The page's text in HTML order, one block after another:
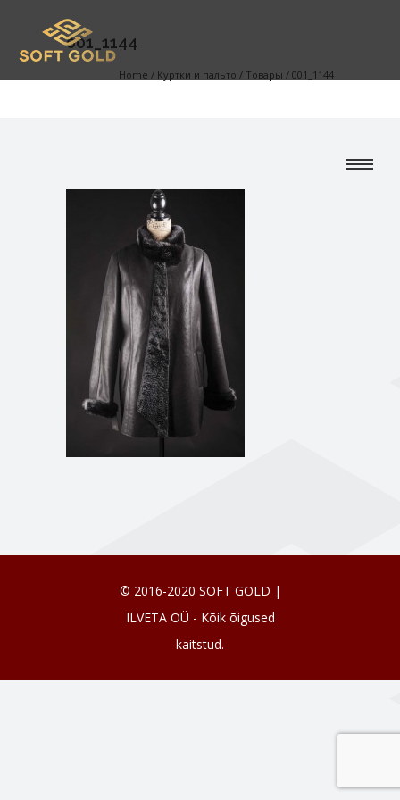
001_1144
Home / Куртки и пальто / Товары / 001_1144
© 2016-2020 SOFT GOLD |
ILVETA OÜ - Kõik õigused
kaitstud.